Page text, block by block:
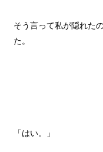
そう言って私が隠れた
た。
「はい。」